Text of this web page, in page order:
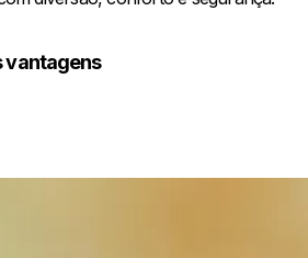
vantagens